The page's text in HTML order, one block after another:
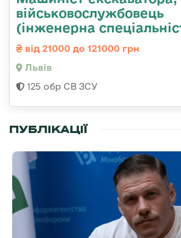
військовослужбовець
(інженерна
від 21000 до 121000 грн
Львів
125 обр СВ ЗСУ
ПУБЛІКАЦІЇ